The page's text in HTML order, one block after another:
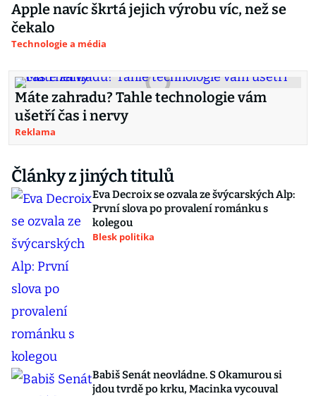
Apple navíc škrtá jejich výrobu víc, než se
čekalo
Technologie a média
Máte zahradu? Tahle technologie vám
ušetří čas i nervy
Reklama
Články z jiných titulů
Eva Decroix se ozvala ze švýcarských Alp:
První slova po provalení románku s
kolegou
Blesk politika
Babiš Senát neovládne. S Okamurou si
jdou tvrdě po krku, Macinka vycouval